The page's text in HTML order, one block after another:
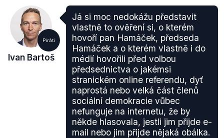
Piráti
Ivan Bartoš
Já si moc nedokážu představit
vlastně to ověření si, o kterém
hovoří pan Hamáček, předseda
Hamáček a o kterém vlastně i do
médií hovořili před volbou
předsednictva o jakémsi
stranickém online referendu, dyť
naprostá nebo velká část členů
sociální demokracie vůbec
nefunguje na internetu, že by
někde hlasovala, jestli jim přijde e-
mail nebo jim přijde nějaká obálka.